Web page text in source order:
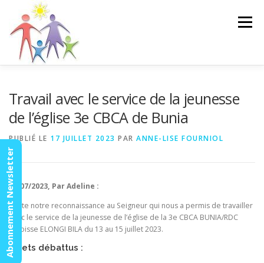
contenu
Menu
Travail avec le service de la jeunesse
de l’église 3e CBCA de Bunia
PUBLIÉ LE 17 JUILLET 2023 PAR ANNE-LISE FOURNIOL
16/07/2023, Par Adeline :
Toute notre reconnaissance au Seigneur qui nous a permis de travailler
avec le service de la jeunesse de l’église de la 3e CBCA BUNIA/RDC
Paroisse ELONGI BILA du 13 au 15 juillet 2023.
Sujets débattus :
Abonnement Newsletter